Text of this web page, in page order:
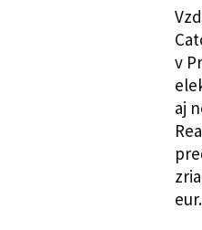
v
aj
eur.